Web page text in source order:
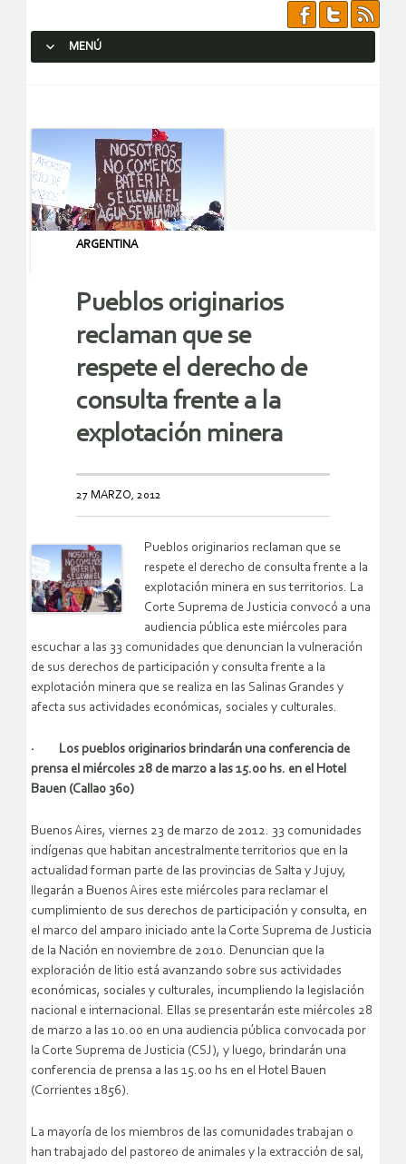
MENÚ
ARGENTINA
Pueblos originarios
reclaman que se
respete el derecho de
consulta frente a la
explotación minera
27 MARZO, 2012
Pueblos originarios reclaman que se
respete el derecho de consulta frente a la
explotación minera en sus territorios. La
Corte Suprema de Justicia convocó a una
audiencia pública este miércoles para
escuchar a las 33 comunidades que denuncian la vulneración
de sus derechos de participación y consulta frente a la
explotación minera que se realiza en las Salinas Grandes y
afecta sus actividades económicas, sociales y culturales.
· Los pueblos originarios brindarán una conferencia de
prensa el miércoles 28 de marzo a las 15.00 hs. en el Hotel
Bauen (Callao 360)
Buenos Aires, viernes 23 de marzo de 2012. 33 comunidades
indígenas que habitan ancestralmente territorios que en la
actualidad forman parte de las provincias de Salta y Jujuy,
llegarán a Buenos Aires este miércoles para reclamar el
cumplimiento de sus derechos de participación y consulta, en
el marco del amparo iniciado ante la Corte Suprema de Justicia
de la Nación en noviembre de 2010. Denuncian que la
exploración de litio está avanzando sobre sus actividades
económicas, sociales y culturales, incumpliendo la legislación
nacional e internacional. Ellas se presentarán este miércoles 28
de marzo a las 10.00 en una audiencia pública convocada por
la Corte Suprema de Justicia (CSJ), y luego, brindarán una
conferencia de prensa a las 15.00 hs en el Hotel Bauen
(Corrientes 1856).
La mayoría de los miembros de las comunidades trabajan o
han trabajado del pastoreo de animales y la extracción de sal,